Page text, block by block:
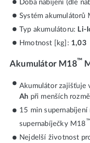
Doba nabíjení (dle
Systém akumulátorů
Typ akumulátoru: Li-
Hmotnost [kg]: 1,03
Akumulátor M18™
Akumulátor zajišťuje
Ah při menších
15 min
supernabíječky M18™
Nejdelší životnost